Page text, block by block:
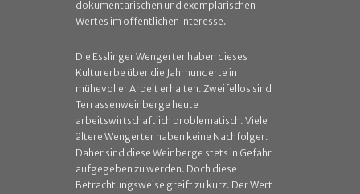
dokumentarischen und exemplarischen
Wertes im öffentlichen Interesse.
Die Esslinger Wengerter haben dieses
Kulturerbe über die Jahrhunderte in
mühevoller Arbeit erhalten. Zweifellos sind
Terrassenweinberge heute
arbeitswirtschaftlich problematisch. Viele
ältere Wengerter haben keine Nachfolger.
Daher sind diese Weinberge stets in Gefahr
aufgegeben zu werden. Doch diese
Betrachtungsweise greift zu kurz. Der Wert